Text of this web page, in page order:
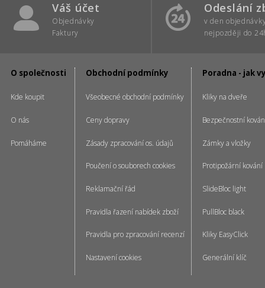
Váš účet
Objednávky
Faktury
Odeslání
v den
nejpozději do
O společnosti
Kde koupit
O nás
Pomáháme
Obchodní podmínky
Všeobecné obchodní podmínky
Ceny dopravy
Zásady zpracování os. údajů
Poučení o souborech cookies
Reklamační řád
Pravidla řazení nabídek zboží
Pravidla pro zpracování recenzí
Nastavení cookies
Poradna - jak
Kliky na dveře
Bezpečnostní
Zámky a vložky
Protipožární kování
SlideBloc light
PullBloc black
Kliky EasyClick
Generální klíč